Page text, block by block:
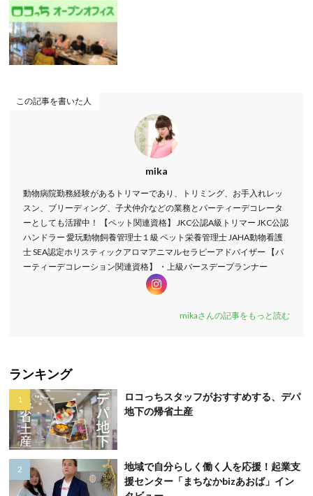
この記事を書いた人
mika
動物病院勤務経験があるトリマーであり、トリミング、お手入れレッ
スン、ブリーディング、子犬仲介などの業務とパーティーデコレータ
ーとしても活躍中！ 【ペット関連資格】 JKC公認A級トリマー JKC公認
ハンドラー 愛玩動物飼養管理士１級 ペット栄養管理士 JAHA動物看護
士 SEA認定ホリスティックアロマアニマルセラピーアドバイザー 【パ
ーティーデコレーション関連資格】 ・上級バースデープランナー
mikaさんの記事をもっと読む
ランキング
ロコっちスタッフがおすすめする、デパ
地下の帰省土産
地域で自分らしく働く人を応援！起業支
援センター「まちなかbizあおば」イン